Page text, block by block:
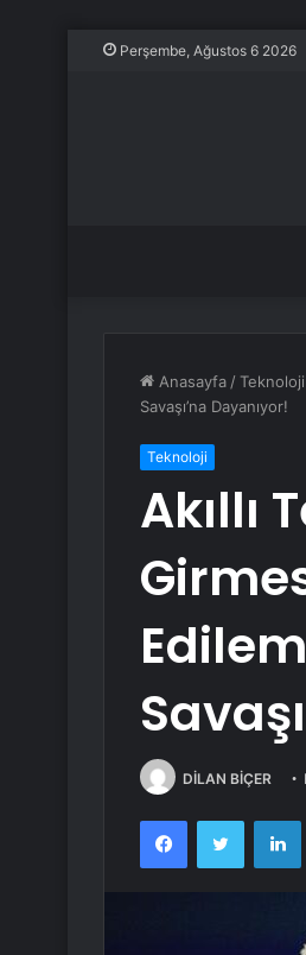
Perşembe, Ağustos 6 2026
Anasayfa /Teknoloji
Savaşı’na Dayanıyor!
Teknoloji
Akıllı
DİLAN BİÇER
FacebookTwitter